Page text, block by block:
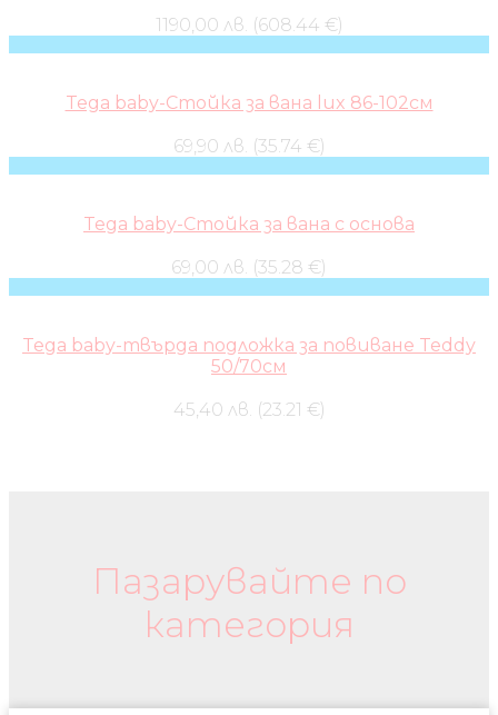
1190,00 лв. (608.44 €)
Tega baby-Стойка за вана lux 86-102см
69,90 лв. (35.74 €)
Tega baby-Стойка за вана с основа
69,00 лв. (35.28 €)
Tega baby-твърда подложка за повиване Teddy
50/70см
45,40 лв. (23.21 €)
Пазарувайте по
категория